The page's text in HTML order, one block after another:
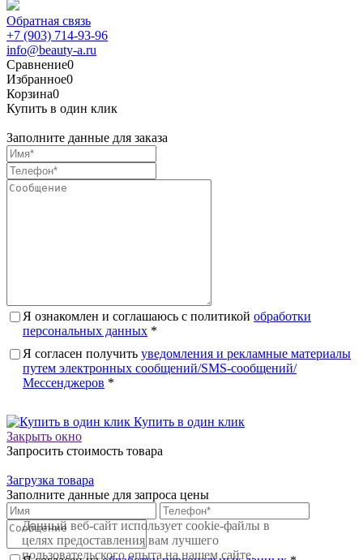
Обратная связь
+7 (903) 714-93-96
info@beauty-a.ru
Сравнение0
Избранное0
Корзина0
Купить в один клик
Заполните данные для заказа
Я ознакомлен и соглашаюсь с политикой обработки
персональных данных *
Я согласен получить уведомления и рекламные материалы
путем электронных сообщений/SMS-сообщений/
Мессенджеров *
Купить в один клик
Закрыть окно
Запросить стоимость товара
Загрузка товара
Заполните данные для запроса цены
Данный веб-сайт использует cookie-файлы в
целях предоставления вам лучшего
пользовательского опыта на нашем сайте.